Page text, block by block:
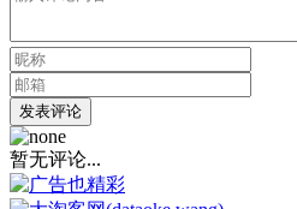
发表评论
暂无评论...